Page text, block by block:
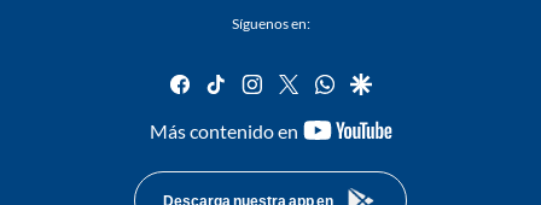
Síguenos en:
facebook
tiktok instagram
twitterwhatsapp
google
Más contenido en
youtube-
Descarga nuestra app en